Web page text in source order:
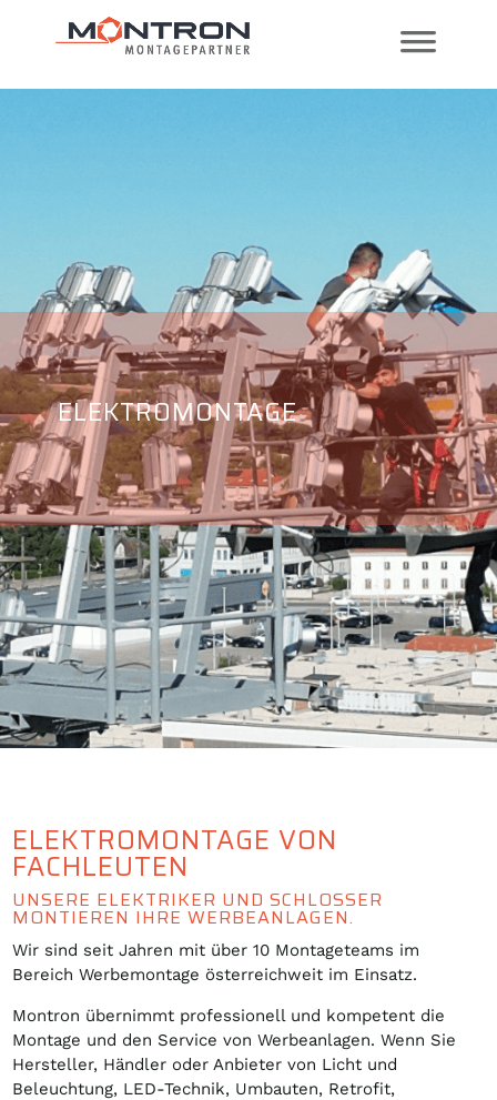
ELEKTROMONTAGE
ELEKTROMONTAGE VON
FACHLEUTEN
UNSERE ELEKTRIKER UND SCHLOSSER
MONTIEREN IHRE WERBEANLAGEN.
Wir sind seit Jahren mit über 10 Montageteams im
Bereich Werbemontage österreichweit im Einsatz.
Montron übernimmt professionell und kompetent die
Montage und den Service von Werbeanlagen. Wenn Sie
Hersteller, Händler oder Anbieter von Licht und
Beleuchtung, LED-Technik, Umbauten, Retrofit,